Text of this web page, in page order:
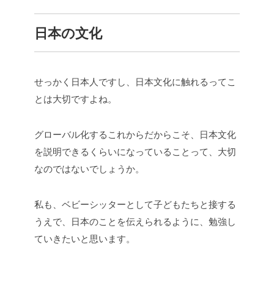
日本の文化
せっかく日本人ですし、日本文化に触れるってこ
とは大切ですよね。
グローバル化するこれからだからこそ、日本文化
を説明できるくらいになっていることって、大切
なのではないでしょうか。
私も、ベビーシッターとして子どもたちと接する
うえで、日本のことを伝えられるように、勉強し
ていきたいと思います。